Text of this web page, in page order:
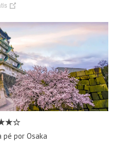
pé por Osaka